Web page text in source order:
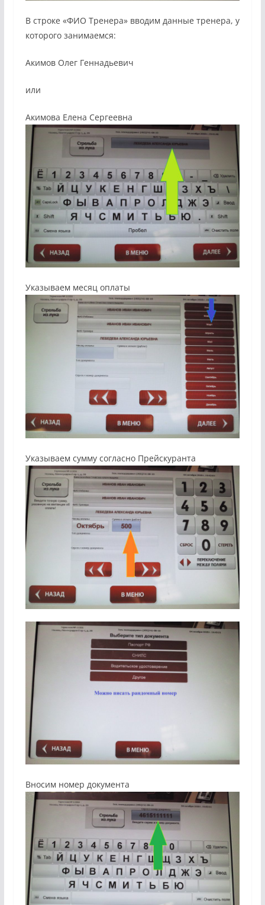
В строке «ФИО Тренера» вводим данные тренера, у
которого занимаемся:
Акимов Олег Геннадьевич
или
Акимова Елена Сергеевна
Указываем месяц оплаты
Указываем сумму согласно Прейскуранта
Вносим номер документа